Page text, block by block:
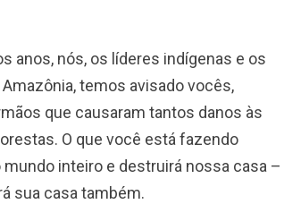
anos, nós, os líderes indígenas e os
temos avisado vocês,
que causaram tantos danos às
O que você está fazendo
mundo inteiro e destruirá nossa casa –
sua casa também.